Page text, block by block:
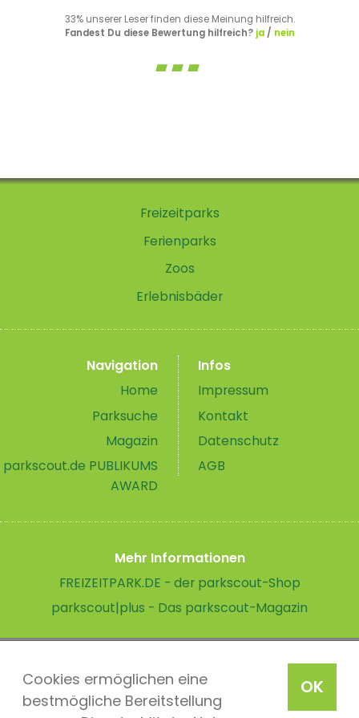
OK
Cookies ermöglichen eine
bestmögliche Bereitstellung
33% unserer Leser finden diese Meinung hilfreich.
Fandest Du diese Bewertung hilfreich? ja/ nein
Freizeitparks
Ferienparks
Zoos
Erlebnisbäder
Navigation
Home
Parksuche
Magazin
parkscout.de PUBLIKUMS
AWARD
Infos
Impressum
Kontakt
Datenschutz
AGB
Mehr Informationen
FREIZEITPARK.DE - der parkscout-Shop
parkscout|plus - Das parkscout-Magazin